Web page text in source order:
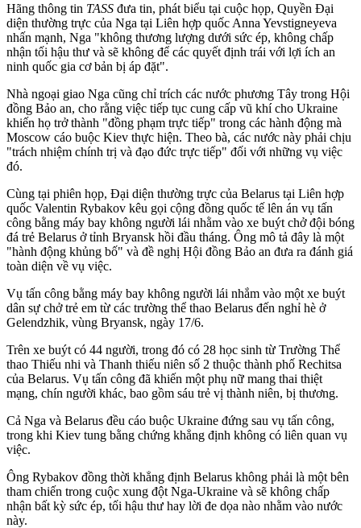
Hãng thông tin TASS đưa tin, phát biểu tại cuộc họp, Quyền Đại
diện thường trực của Nga tại Liên hợp quốc Anna Yevstigneyeva
nhấn mạnh, Nga "không thương lượng dưới sức ép, không chấp
nhận tối hậu thư và sẽ không để các quyết định trái với lợi ích an
ninh quốc gia cơ bản bị áp đặt".
Nhà ngoại giao Nga cũng chỉ trích các nước phương Tây trong Hội
đồng Bảo an, cho rằng việc tiếp tục cung cấp vũ khí cho Ukraine
khiến họ trở thành "đồng phạm trực tiếp" trong các hành động mà
Moscow cáo buộc Kiev thực hiện. Theo bà, các nước này phải chịu
"trách nhiệm chính trị và đạo đức trực tiếp" đối với những vụ việc
đó.
Cùng tại phiên họp, Đại diện thường trực của Belarus tại Liên hợp
quốc Valentin Rybakov kêu gọi cộng đồng quốc tế lên án vụ tấn
công bằng máy bay không người lái nhằm vào xe buýt chở đội bóng
đá trẻ Belarus ở tỉnh Bryansk hồi đầu tháng. Ông mô tả đây là một
"hành động khủ‌ng b‌ố" và đề nghị Hội đồng Bảo an đưa ra đánh giá
toàn diện về vụ việc.
Vụ tấn công bằng máy bay không người lái nhắm vào một xe buýt
dân sự chở trẻ em từ các trường thể thao Belarus đến nghỉ hè ở
Gelendzhik, vùng Bryansk, ngày 17/6.
Trên xe buýt có 44 người, trong đó có 28 học sinh từ Trường Thể
thao Thiếu nhi và Thanh thiếu niên số 2 thuộc thành phố Rechitsa
của Belarus. Vụ tấn công đã khiến một phụ nữ mang thai thiệt
mạng, chín người khác, bao gồm sáu trẻ v‌ị thà‌nh niê‌n, bị thương.
Cả Nga và Belarus đều cáo buộc Ukraine đứng sau vụ tấn công,
trong khi Kiev tung bằng chứng khẳng định không có liên quan vụ
việc.
Ông Rybakov đồng thời khẳng định Belarus không phải là một bên
tham chiến trong cuộc xung đột Nga-Ukraine và sẽ không chấp
nhận bất kỳ sức ép, tối hậu thư hay lời đe dọa nào nhằm vào nước
này.